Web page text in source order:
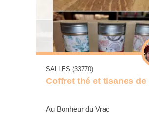
SALLES (33770)
Coffret thé et tisanes de
Au Bonheur du Vrac